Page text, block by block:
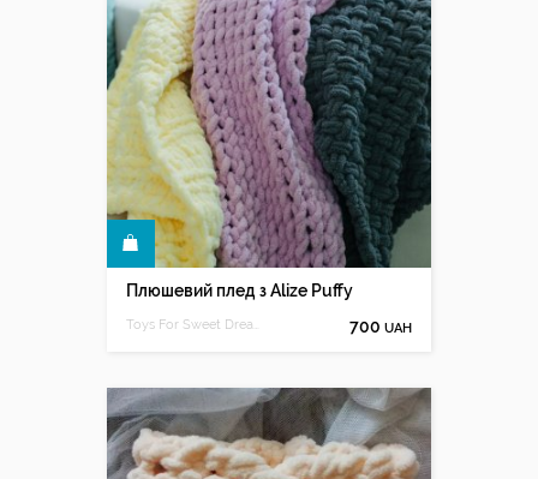
Плюшевий плед з Alize Puffy
Toys For Sweet Dreamer 700 UAH